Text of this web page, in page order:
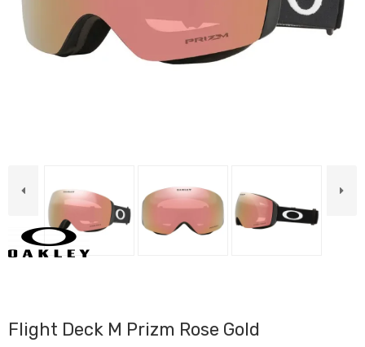
Flight Deck M Prizm Rose Gold